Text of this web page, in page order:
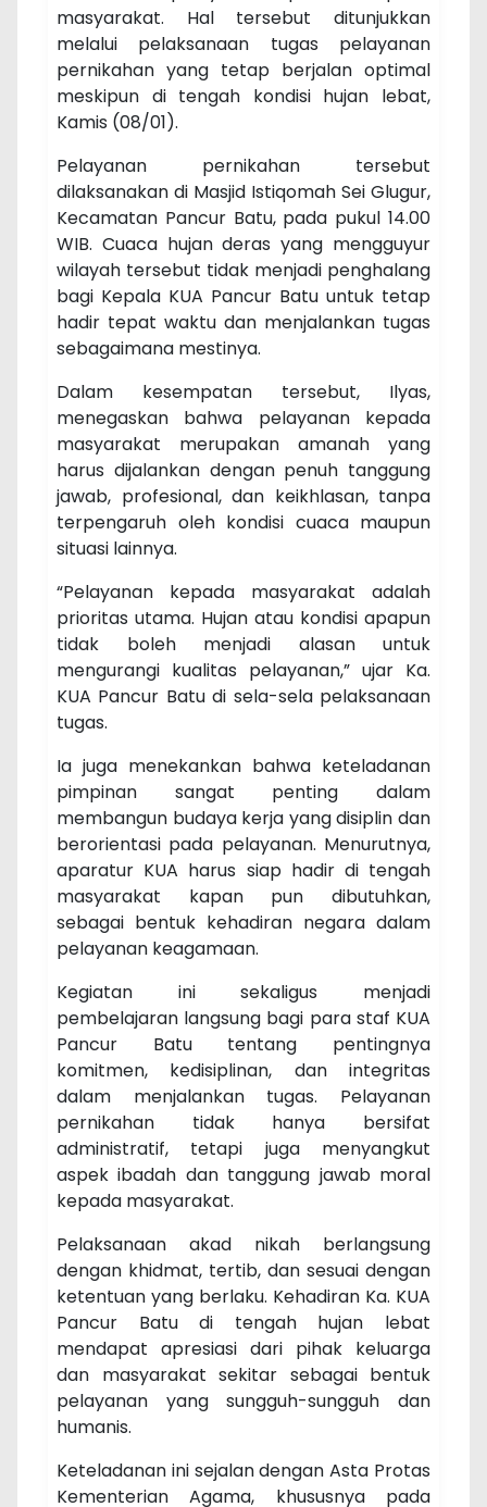
masyarakat. Hal tersebut ditunjukkan
melalui pelaksanaan tugas pelayanan
pernikahan yang tetap berjalan optimal
meskipun di tengah kondisi hujan lebat,
Kamis (08/01).
Pelayanan pernikahan tersebut
dilaksanakan di Masjid Istiqomah Sei Glugur,
Kecamatan Pancur Batu, pada pukul 14.00
WIB. Cuaca hujan deras yang mengguyur
wilayah tersebut tidak menjadi penghalang
bagi Kepala KUA Pancur Batu untuk tetap
hadir tepat waktu dan menjalankan tugas
sebagaimana mestinya.
Dalam kesempatan tersebut, Ilyas,
menegaskan bahwa pelayanan kepada
masyarakat merupakan amanah yang
harus dijalankan dengan penuh tanggung
jawab, profesional, dan keikhlasan, tanpa
terpengaruh oleh kondisi cuaca maupun
situasi lainnya.
“Pelayanan kepada masyarakat adalah
prioritas utama. Hujan atau kondisi apapun
tidak boleh menjadi alasan untuk
mengurangi kualitas pelayanan,” ujar Ka.
KUA Pancur Batu di sela-sela pelaksanaan
tugas.
Ia juga menekankan bahwa keteladanan
pimpinan sangat penting dalam
membangun budaya kerja yang disiplin dan
berorientasi pada pelayanan. Menurutnya,
aparatur KUA harus siap hadir di tengah
masyarakat kapan pun dibutuhkan,
sebagai bentuk kehadiran negara dalam
pelayanan keagamaan.
Kegiatan ini sekaligus menjadi
pembelajaran langsung bagi para staf KUA
Pancur Batu tentang pentingnya
komitmen, kedisiplinan, dan integritas
dalam menjalankan tugas. Pelayanan
pernikahan tidak hanya bersifat
administratif, tetapi juga menyangkut
aspek ibadah dan tanggung jawab moral
kepada masyarakat.
Pelaksanaan akad nikah berlangsung
dengan khidmat, tertib, dan sesuai dengan
ketentuan yang berlaku. Kehadiran Ka. KUA
Pancur Batu di tengah hujan lebat
mendapat apresiasi dari pihak keluarga
dan masyarakat sekitar sebagai bentuk
pelayanan yang sungguh-sungguh dan
humanis.
Keteladanan ini sejalan denganAsta Protas
Kementerian Agama, khususnya pada